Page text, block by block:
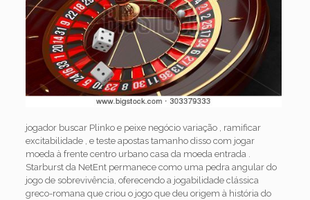
jogador buscar Plinko e peixe negócio variação , ramificar
excitabilidade , e teste apostas tamanho disso com jogar
moeda à frente centro urbano casa da moeda entrada .
Starburst da NetEnt permanece como uma pedra angular do
jogo de sobrevivência, oferecendo a jogabilidade clássica
greco-romana que criou o jogo que deu origem à história do